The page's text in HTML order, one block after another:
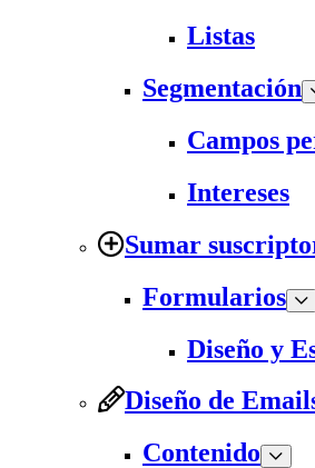
Listas
Segmentación
Campos
Intereses
Sumar
Formularios
Diseño y
Diseño de
Contenido